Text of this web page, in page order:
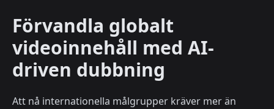
Förvandla globalt
videoinnehåll med AI-
driven dubbning
Att nå internationella målgrupper kräver mer än